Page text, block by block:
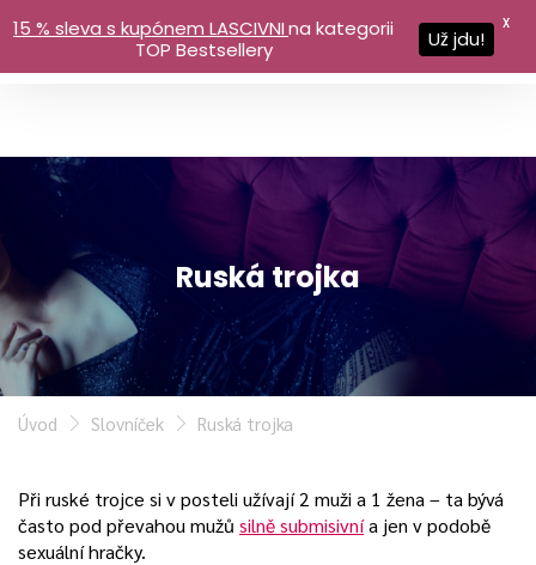
Ruská trojka
Úvod Slovníček Ruská trojka
Při ruské trojce si v posteli užívají 2 muži a 1 žena – ta bývá
často pod převahou mužů silně submisivnía jen v podobě
sexuální hračky.
15 % sleva s kupónem LASCIVNIna kategorii
TOP Bestsellery
Už jdu!
X